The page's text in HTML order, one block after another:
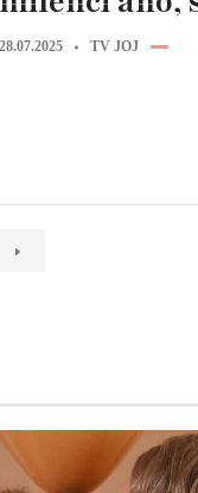
28.07.2025 TV JOJ